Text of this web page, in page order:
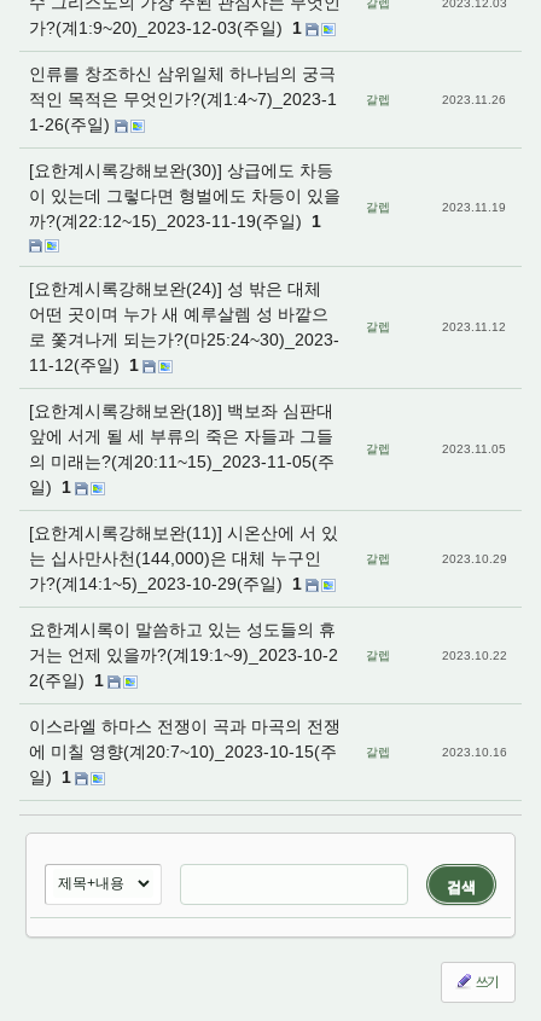
가?(계1:9~20)_2023-12-03(주일)
1
갈렙 2023.12.03
인류를 창조하신 삼위일체 하나님의 궁극
적인 목적은 무엇인가?(계1:4~7)_2023-1
1-26(주일)
갈렙 2023.11.26
[요한계시록강해보완(30)] 상급에도 차등
이 있는데 그렇다면 형벌에도 차등이 있을
까?(계22:12~15)_2023-11-19(주일)
1
갈렙 2023.11.19
[요한계시록강해보완(24)] 성 밖은 대체
어떤 곳이며 누가 새 예루살렘 성 바깥으
로 쫓겨나게 되는가?(마25:24~30)_2023-
11-12(주일)
1
갈렙 2023.11.12
[요한계시록강해보완(18)] 백보좌 심판대
앞에 서게 될 세 부류의 죽은 자들과 그들
의 미래는?(계20:11~15)_2023-11-05(주
일)
1
갈렙 2023.11.05
[요한계시록강해보완(11)] 시온산에 서 있
는 십사만사천(144,000)은 대체 누구인
가?(계14:1~5)_2023-10-29(주일)
1
갈렙 2023.10.29
요한계시록이 말씀하고 있는 성도들의 휴
거는 언제 있을까?(계19:1~9)_2023-10-2
2(주일)
1
갈렙 2023.10.22
이스라엘 하마스 전쟁이 곡과 마곡의 전쟁
에 미칠 영향(계20:7~10)_2023-10-15(주
일)
1
갈렙 2023.10.16
검색
쓰기